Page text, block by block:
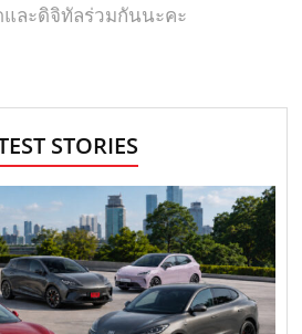
ละดิจิทัลร่วมกันนะคะ
STORIES